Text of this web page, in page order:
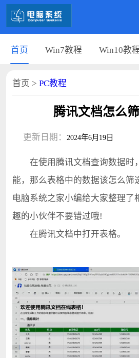
首页 Win7教程 Win10教
首页 > PC教程
腾讯文档怎么
更新日期： 2024年6月19日
在使用腾讯文档查询数据时
能，那么表格中的数据该怎么筛
电脑系统之家小编给大家整理了
趣的小伙伴不要错过哦!
在腾讯文档中打开表格。